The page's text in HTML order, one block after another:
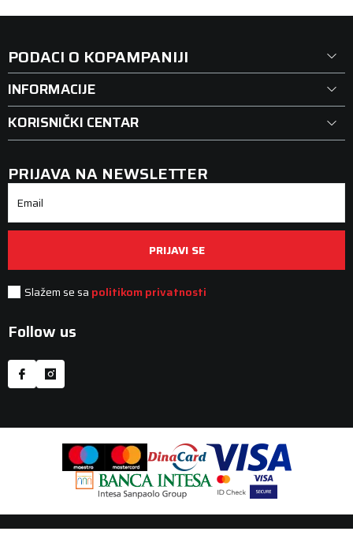
PODACI O KOPAMPANIJI
INFORMACIJE
KORISNIČKI CENTAR
PRIJAVA NA NEWSLETTER
Email
PRIJAVI SE
Slažem se sa politikom privatnosti
Follow us